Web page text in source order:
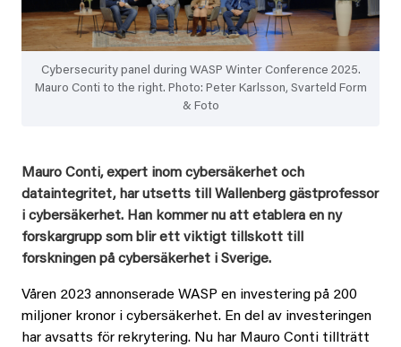
Cybersecurity panel during WASP Winter Conference 2025.
Mauro Conti to the right. Photo: Peter Karlsson, Svarteld Form
& Foto
Mauro Conti, expert inom cybersäkerhet och
dataintegritet, har utsetts till Wallenberg gästprofessor
i cybersäkerhet. Han kommer nu att etablera en ny
forskargrupp som blir ett viktigt tillskott till
forskningen på cybersäkerhet i Sverige.
Våren 2023 annonserade WASP en investering på 200
miljoner kronor i cybersäkerhet. En del av investeringen
har avsatts för rekrytering. Nu har Mauro Conti tillträtt